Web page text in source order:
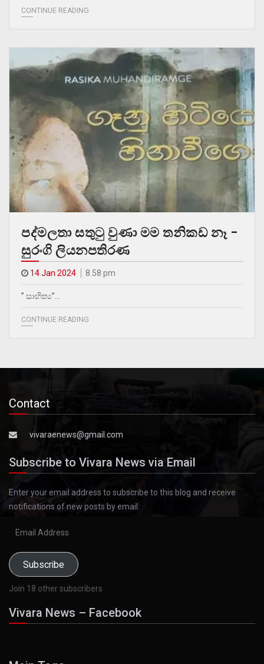
CONTINUE READING
පද්මලතා සතුටු වුණා මම තනිකඩ නෑ –
සුරංගි ලියනපතිරණ
14 Jan 2024 8.58 pm
” සාහිත්‍ය”…
CONTINUE READING
Contact
vivaraenews@gmail.com
Subscribe to Vivara News via Email
Enter your email address to subscribe to this blog and receive
notifications of new posts by email.
Subscribe
Join 18 other subscribers
Vivara News – Facebook